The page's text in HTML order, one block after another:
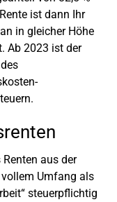
ist dann Ihr
in gleicher Höhe
Ab 2023 ist der
aus der
Umfang als
steuerpflichtig